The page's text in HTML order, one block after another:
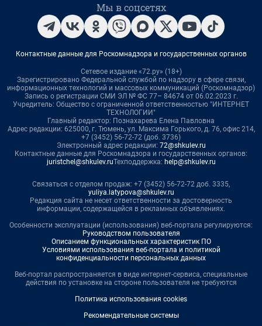
Мы в соцсетях
Контактные данные для Роскомнадзора и государственных органов
Сетевое издание «72.ру» (18+)
Зарегистрировано Федеральной службой по надзору в сфере связи,
информационных технологий и массовых коммуникаций (Роскомнадзор)
Запись о регистрации СМИ ЭЛ № ФС 77– 84674 от 06.02.2023 г.
Учредитель: Общество с ограниченной ответственностью "ИНТЕРНЕТ
ТЕХНОЛОГИИ"
Главный редактор: Познахарева Елена Павловна
Адрес редакции: 625000, г. Тюмень, ул. Максима Горького, д. 76, офис 214,
+7 (3452) 56-72-72 (доб. 3736)
Электронный адрес редакции: 72@shkulev.ru
Контактные данные для Роскомнадзора и государственных органов:
juristchel@shkulev.ruТехподдержка: help@shkulev.ru
Связаться с отделом продаж: +7 (3452) 56-72-72 доб. 3335,
yuliya.latypova@shkulev.ru
Редакция сайта не несет ответственности за достоверность
информации, содержащейся в рекламных объявлениях.
Особенности эксплуатации (использования) веб-портала регулируются:
Руководством пользователя
Описанием функциональных характеристик ПО
Условиями использования веб-портала и политикой
конфиденциальности персональных данных
Веб-портал распространяется в виде интернет-сервиса, специальные
действия по установке на стороне пользователя не требуются
Политика использования cookies
Рекомендательные системы